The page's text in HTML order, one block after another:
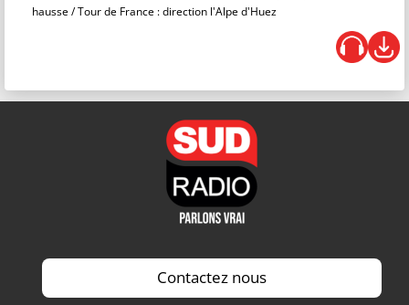
hausse / Tour de France : direction l'Alpe d'Huez
Contactez nous